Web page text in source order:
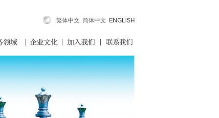
繁体中文 简体中文 ENGLISH